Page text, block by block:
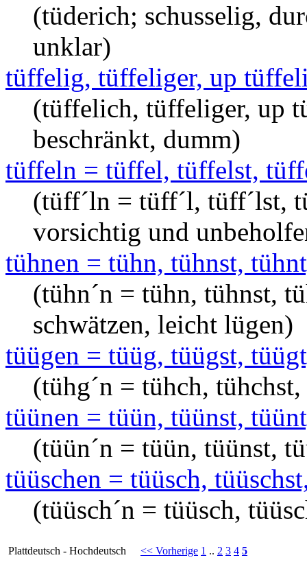
(tüderich; schusselig,
unklar)
tüffelig, tüffeliger, up
(tüffelich, tüffeliger, up
beschränkt, dumm)
tüffeln = tüffel, tüffelst,
(tüff´ln = tüff´l, tüff´lst,
vorsichtig und
tühnen = tühn, tühnst,
(tühn´n = tühn, tühnst,
schwätzen, leicht lügen)
tüügen = tüüg, tüügst,
(tühg´n = tühch,
tüünen = tüün, tüünst,
(tüün´n = tüün, tüünst,
tüüschen = tüüsch,
(tüüsch´n = tüüsch,
Plattdeutsch - Hochdeutsch << Vorherige 1 .. 2 3 4 5